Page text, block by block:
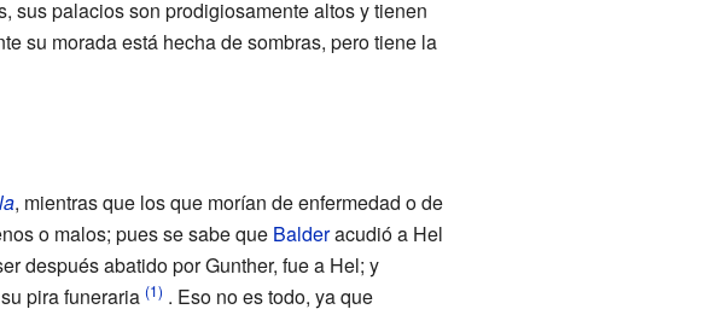
sus palacios son prodigiosamente altos y tienen
su morada está hecha de sombras, pero tiene la
, mientras que los que morían de enfermedad o de
o malos; pues se sabe que Balderacudió a Hel
después abatido por Gunther, fue a Hel; y
pira funeraria (1) . Eso no es todo, ya que